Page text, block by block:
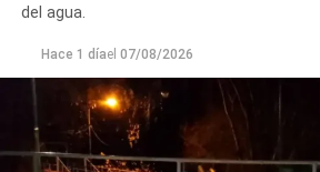
del agua.
Hace 1 díael 07/08/2026